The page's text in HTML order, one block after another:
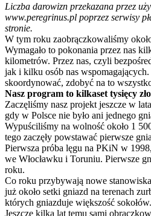
Liczba darowizn przekazana przez
www.peregrinus.pl poprzez serwisy
stronie.
W tym roku zaobrączkowaliśmy
Wymagało to pokonania przez nas
kilometrów. Przez nas, czyli
jak i kilku osób nas
skoordynować, zdobyć na to
Nasz program to kilkaset tysięcy
Zaczęliśmy nasz projekt jeszcze w
gdy w Polsce nie było ani jednego
Wypuściliśmy na wolność około 1
tego zaczęły powstawać pierwsze
Pierwsza próba lęgu na PKiN w
we Włocławku i Toruniu. Pierwsze
roku.
Co roku przybywają nowe
już około setki gniazd na terenach
których gniazduje większość sokołów.
Jeszcze kilka lat temu sami